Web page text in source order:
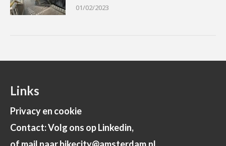
01/02/2023
Links
Privacy en cookie
Contact: Volg ons op Linkedin,